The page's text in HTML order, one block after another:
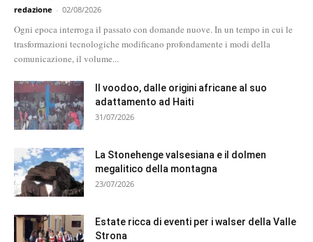
redazione - 02/08/2026
Ogni epoca interroga il passato con domande nuove. In un tempo in cui le
trasformazioni tecnologiche modificano profondamente i modi della
comunicazione, il volume...
Il voodoo, dalle origini africane al suo
adattamento ad Haiti
31/07/2026
La Stonehenge valsesiana e il dolmen
megalitico della montagna
23/07/2026
Estate ricca di eventi per i walser della Valle
Strona